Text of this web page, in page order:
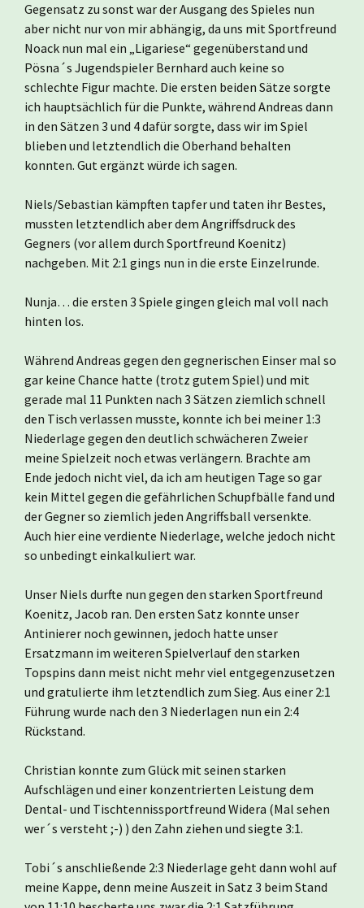
Gegensatz zu sonst war der Ausgang des Spieles nun
aber nicht nur von mir abhängig, da uns mit Sportfreund
Noack nun mal ein „Ligariese“ gegenüberstand und
Pösna´s Jugendspieler Bernhard auch keine so
schlechte Figur machte. Die ersten beiden Sätze sorgte
ich hauptsächlich für die Punkte, während Andreas dann
in den Sätzen 3 und 4 dafür sorgte, dass wir im Spiel
blieben und letztendlich die Oberhand behalten
konnten. Gut ergänzt würde ich sagen.
Niels/Sebastian kämpften tapfer und taten ihr Bestes,
mussten letztendlich aber dem Angriffsdruck des
Gegners (vor allem durch Sportfreund Koenitz)
nachgeben. Mit 2:1 gings nun in die erste Einzelrunde.
Nunja… die ersten 3 Spiele gingen gleich mal voll nach
hinten los.
Während Andreas gegen den gegnerischen Einser mal so
gar keine Chance hatte (trotz gutem Spiel) und mit
gerade mal 11 Punkten nach 3 Sätzen ziemlich schnell
den Tisch verlassen musste, konnte ich bei meiner 1:3
Niederlage gegen den deutlich schwächeren Zweier
meine Spielzeit noch etwas verlängern. Brachte am
Ende jedoch nicht viel, da ich am heutigen Tage so gar
kein Mittel gegen die gefährlichen Schupfbälle fand und
der Gegner so ziemlich jeden Angriffsball versenkte.
Auch hier eine verdiente Niederlage, welche jedoch nicht
so unbedingt einkalkuliert war.
Unser Niels durfte nun gegen den starken Sportfreund
Koenitz, Jacob ran. Den ersten Satz konnte unser
Antinierer noch gewinnen, jedoch hatte unser
Ersatzmann im weiteren Spielverlauf den starken
Topspins dann meist nicht mehr viel entgegenzusetzen
und gratulierte ihm letztendlich zum Sieg. Aus einer 2:1
Führung wurde nach den 3 Niederlagen nun ein 2:4
Rückstand.
Christian konnte zum Glück mit seinen starken
Aufschlägen und einer konzentrierten Leistung dem
Dental- und Tischtennissportfreund Widera (Mal sehen
wer´s versteht ;-) ) den Zahn ziehen und siegte 3:1.
Tobi´s anschließende 2:3 Niederlage geht dann wohl auf
meine Kappe, denn meine Auszeit in Satz 3 beim Stand